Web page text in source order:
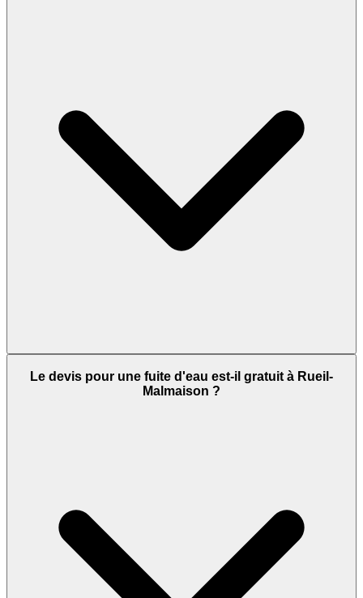
Le devis pour une fuite d'eau est-il gratuit à Rueil-
Malmaison ?